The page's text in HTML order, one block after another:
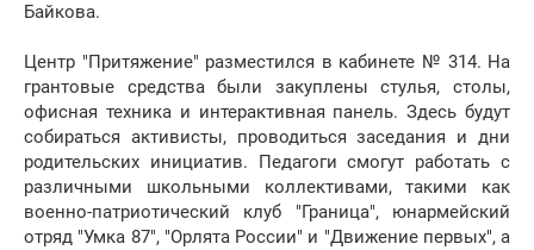
Байкова.
Центр "Притяжение" разместился в кабинете № 314. На
грантовые средства были закуплены стулья, столы,
офисная техника и интерактивная панель. Здесь будут
собираться активисты, проводиться заседания и дни
родительских инициатив. Педагоги смогут работать с
различными школьными коллективами, такими как
военно-патриотический клуб "Граница", юнармейский
отряд "Умка 87", "Орлята России" и "Движение первых", а